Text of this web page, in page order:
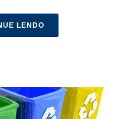
LENDO